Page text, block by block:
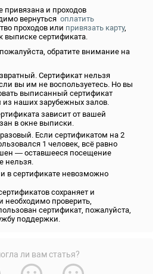
привязана и проходов
вернуться оплатить
проходов или привязать карту,
выписке сертификата.
обратите внимание на
Сертификат нельзя
вы им не воспользуетесь. Но вы
выписанный сертификат
наших зарубежных залов.
зависит от вашей
в окне выписки.
Если сертификатом на 2
1 человек, всё равно
— оставшееся посещение
нельзя.
в сертификате невозможно
сохраняет и
необходимо проверить,
сертификат, пожалуйста,
поддержки.
ли вам статья?